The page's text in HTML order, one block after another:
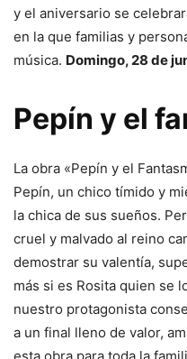
y el aniversario se
en la que familias y
música. Domingo, 28 de
Pepín y el
La obra «Pepín y el
Pepín, un chico tímido y
la chica de sus sueños.
cruel y malvado al reino
demostrar su valentía,
más si es Rosita quien se
nuestro protagonista
a un final lleno de valor,